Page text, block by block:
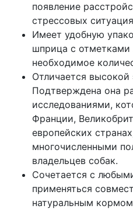
появление
стрессовых
Имеет удобную
шприца с отметками
необходимое
Отличается
Подтверждена она
исследованиями,
Франции,
европейских
многочисленными
владельцев собак.
Сочетается с
применяться
натуральным